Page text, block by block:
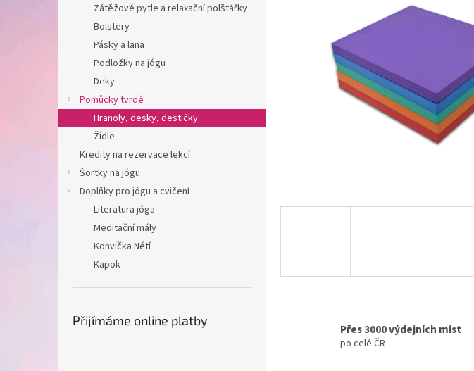
e
l
Zátěžové pytle a relaxační polštářky
Bolstery
Pásky a lana
Podložky na jógu
Deky
Pomůcky tvrdé
Hranoly, desky, destičky
Židle
Kredity na rezervace lekcí
Šortky na jógu
Doplňky pro jógu a cvičení
Literatura jóga
Meditační mály
Konvička Nétí
Kapok
Přijímáme online platby
Přes 3000 výdejních míst
po celé ČR